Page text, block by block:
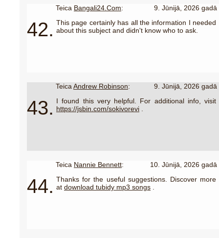
42.
Teica Bangali24.Com:
9. Jūnijā, 2026 gadā
This page certainly has all the information I needed
about this subject and didn't know who to ask.
43.
Teica Andrew Robinson:
9. Jūnijā, 2026 gadā
I found this very helpful. For additional info, visit
https://jsbin.com/sokivorevi
44.
Teica Nannie Bennett:
10. Jūnijā, 2026 gadā
Thanks for the useful suggestions. Discover more
at download tubidy mp3 songs